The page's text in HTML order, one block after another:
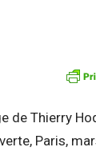
de Thierry
Paris,